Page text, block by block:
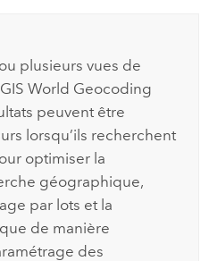
plusieurs vues de
World Geocoding
peuvent être
lorsqu’ils recherchent
optimiser la
géographique,
par lots et la
de manière
des